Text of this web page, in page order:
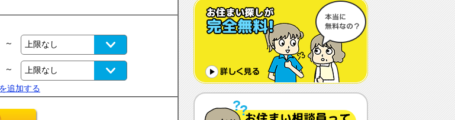
生活保護について ウチシルベFC加盟について
体調や病状が悪化しても最後まで住め
ますか？
認知症でも入れますか？
入居金が無料～何千万円と大きな差が
あるけど、どこが違うの？
～
～